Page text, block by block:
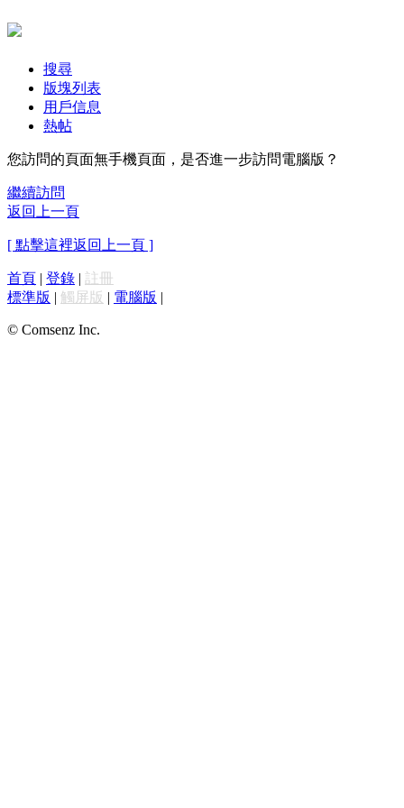
搜尋
版塊列表
用戶信息
熱帖
您訪問的頁面無手機頁面，是否進一步訪問電腦版？
繼續訪問
返回上一頁
[ 點擊這裡返回上一頁 ]
首頁 | 登錄 | 註冊
標準版 | 觸屏版 | 電腦版 |
© Comsenz Inc.